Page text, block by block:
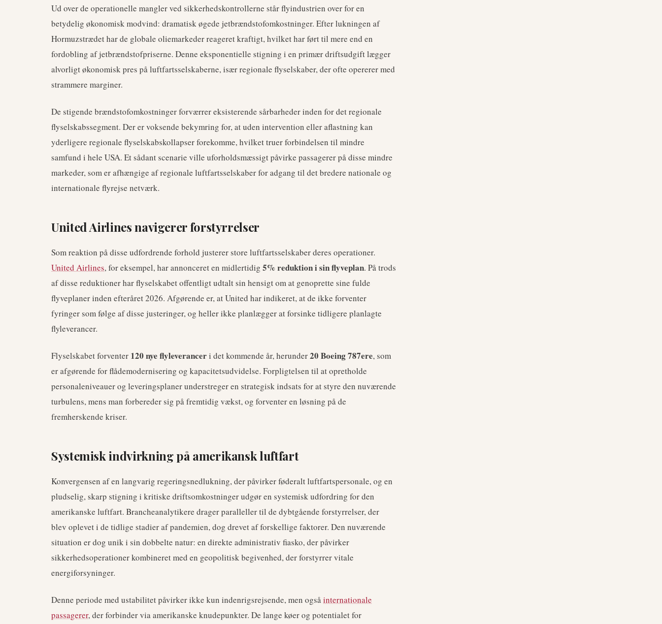
Ud over de operationelle mangler ved sikkerhedskontrollerne står flyindustrien over for en
betydelig økonomisk modvind: dramatisk øgede jetbrændstofomkostninger. Efter lukningen af
Hormuzstrædet har de globale oliemarkeder reageret kraftigt, hvilket har ført til mere end en
fordobling af jetbrændstofpriserne. Denne eksponentielle stigning i en primær driftsudgift lægger
alvorligt økonomisk pres på luftfartsselskaberne, især regionale flyselskaber, der ofte opererer med
strammere marginer.
De stigende brændstofomkostninger forværrer eksisterende sårbarheder inden for det regionale
flyselskabssegment. Der er voksende bekymring for, at uden intervention eller aflastning kan
yderligere regionale flyselskabskollapser forekomme, hvilket truer forbindelsen til mindre
samfund i hele USA. Et sådant scenarie ville uforholdsmæssigt påvirke passagerer på disse mindre
markeder, som er afhængige af regionale luftfartsselskaber for adgang til det bredere nationale og
internationale flyrejse netværk.
United Airlines navigerer forstyrrelser
Som reaktion på disse udfordrende forhold justerer store luftfartsselskaber deres operationer.
United Airlines, for eksempel, har annonceret en midlertidig 5% reduktion i sin flyveplan. På trods
af disse reduktioner har flyselskabet offentligt udtalt sin hensigt om at genoprette sine fulde
flyveplaner inden efteråret 2026. Afgørende er, at United har indikeret, at de ikke forventer
fyringer som følge af disse justeringer, og heller ikke planlægger at forsinke tidligere planlagte
flyleverancer.
Flyselskabet forventer 120 nye flyleveranceri det kommende år, herunder20 Boeing 787ere, som
er afgørende for flådemodernisering og kapacitetsudvidelse. Forpligtelsen til at opretholde
personaleniveauer og leveringsplaner understreger en strategisk indsats for at styre den nuværende
turbulens, mens man forbereder sig på fremtidig vækst, og forventer en løsning på de
fremherskende kriser.
Systemisk indvirkning på amerikansk luftfart
Konvergensen af en langvarig regeringsnedlukning, der påvirker føderalt luftfartspersonale, og en
pludselig, skarp stigning i kritiske driftsomkostninger udgør en systemisk udfordring for den
amerikanske luftfart. Brancheanalytikere drager paralleller til de dybtgående forstyrrelser, der
blev oplevet i de tidlige stadier af pandemien, dog drevet af forskellige faktorer. Den nuværende
situation er dog unik i sin dobbelte natur: en direkte administrativ fiasko, der påvirker
sikkerhedsoperationer kombineret med en geopolitisk begivenhed, der forstyrrer vitale
energiforsyninger.
Denne periode med ustabilitet påvirker ikke kun indenrigsrejsende, men ogsåinternationale
passagerer, der forbinder via amerikanske knudepunkter. De lange køer og potentialet for